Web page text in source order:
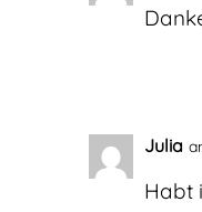
Julia
Habt